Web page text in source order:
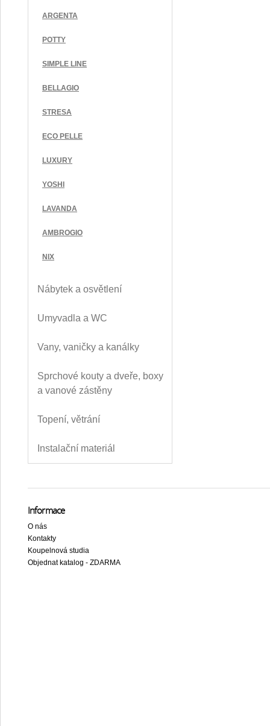
ARGENTA
POTTY
SIMPLE LINE
BELLAGIO
STRESA
ECO PELLE
LUXURY
YOSHI
LAVANDA
AMBROGIO
NIX
Nábytek a osvětlení
Umyvadla a WC
Vany, vaničky a kanálky
Sprchové kouty a dveře, boxy
a vanové zástěny
Topení, větrání
Instalační materiál
Informace
O nás
Kontakty
Koupelnová studia
Objednat katalog - ZDARMA